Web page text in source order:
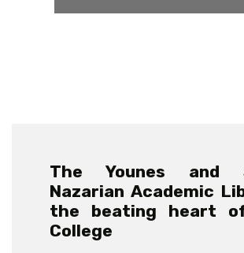
The Younes and
Nazarian Academic
the beating heart
College